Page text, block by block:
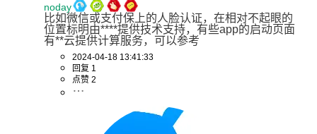
noday
比如微信或支付保上的人脸认证，在相对不起眼的
位置标明由****提供技术支持，有些app的启动页面
有**云提供计算服务，可以参考
2024-04-18 13:41:33
回复 1
点赞 2